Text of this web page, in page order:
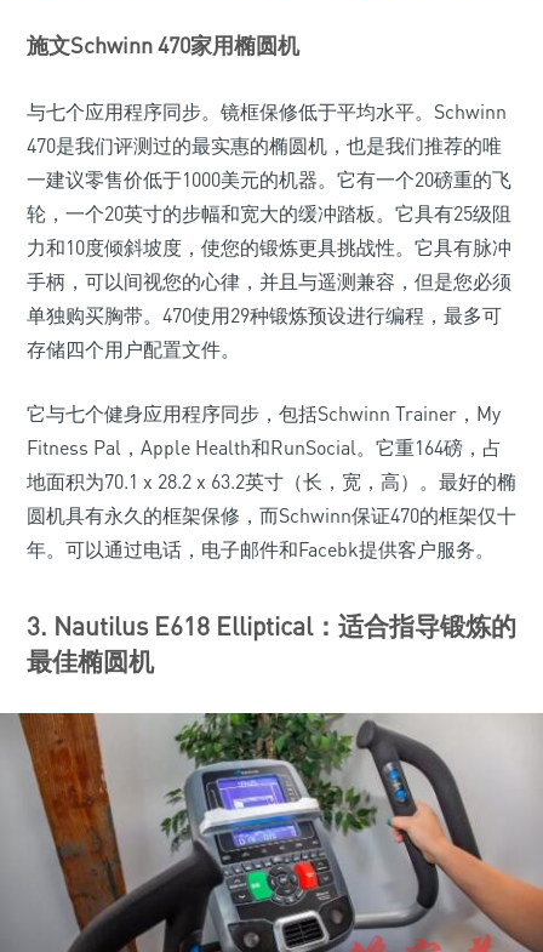
施文Schwinn 470家用椭圆机
与七个应用程序同步。镜框保修低于平均水平。Schwinn
470是我们评测过的最实惠的椭圆机，也是我们推荐的唯
一建议零售价低于1000美元的机器。它有一个20磅重的飞
轮，一个20英寸的步幅和宽大的缓冲踏板。它具有25级阻
力和10度倾斜坡度，使您的锻炼更具挑战性。它具有脉冲
手柄，可以间视您的心律，并且与遥测兼容，但是您必须
单独购买胸带。470使用29种锻炼预设进行编程，最多可
存储四个用户配置文件。
它与七个健身应用程序同步，包括Schwinn Trainer，My
Fitness Pal，Apple Health和RunSocial。它重164磅，占
地面积为70.1 x 28.2 x 63.2英寸（长，宽，高）。最好的椭
圆机具有永久的框架保修，而Schwinn保证470的框架仅十
年。可以通过电话，电子邮件和Facebk提供客户服务。
3. Nautilus E618 Elliptical：适合指导锻炼的
最佳椭圆机